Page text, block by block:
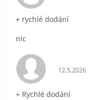
+ rychlé dodání
nic
Hodnocení
12.5.2026
+ Rychlé dodání